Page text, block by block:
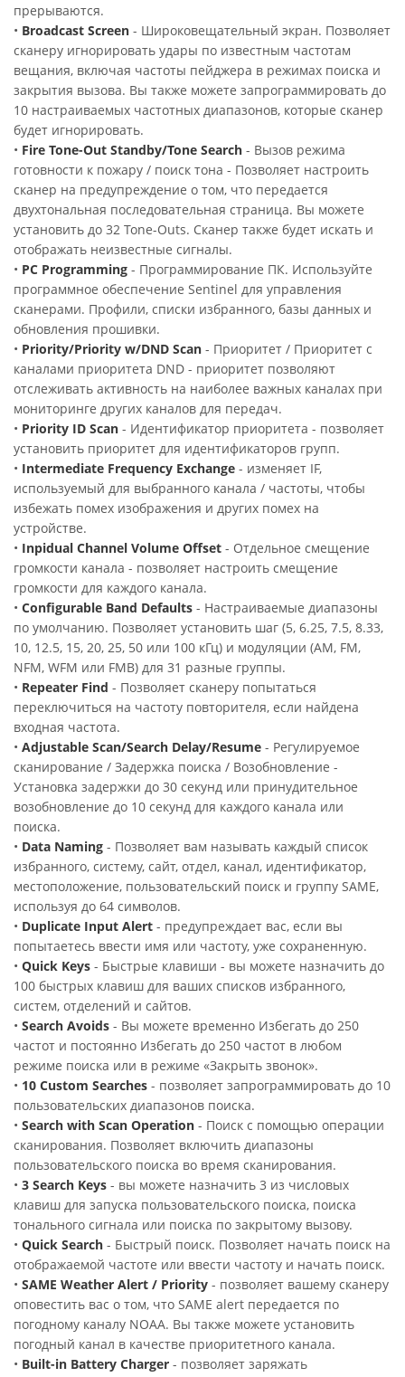
прерываются.
• Broadcast Screen - Широковещательный экран. Позволяет
сканеру игнорировать удары по известным частотам
вещания, включая частоты пейджера в режимах поиска и
закрытия вызова. Вы также можете запрограммировать до
10 настраиваемых частотных диапазонов, которые сканер
будет игнорировать.
• Fire Tone-Out Standby/Tone Search - Вызов режима
готовности к пожару / поиск тона - Позволяет настроить
сканер на предупреждение о том, что передается
двухтональная последовательная страница. Вы можете
установить до 32 Tone-Outs. Сканер также будет искать и
отображать неизвестные сигналы.
• PC Programming - Программирование ПК. Используйте
программное обеспечение Sentinel для управления
сканерами. Профили, списки избранного, базы данных и
обновления прошивки.
• Priority/Priority w/DND Scan - Приоритет / Приоритет с
каналами приоритета DND - приоритет позволяют
отслеживать активность на наиболее важных каналах при
мониторинге других каналов для передач.
• Priority ID Scan - Идентификатор приоритета - позволяет
установить приоритет для идентификаторов групп.
• Intermediate Frequency Exchange - изменяет IF,
используемый для выбранного канала / частоты, чтобы
избежать помех изображения и других помех на
устройстве.
• Inpidual Channel Volume Offset - Отдельное смещение
громкости канала - позволяет настроить смещение
громкости для каждого канала.
• Configurable Band Defaults - Настраиваемые диапазоны
по умолчанию. Позволяет установить шаг (5, 6.25, 7.5, 8.33,
10, 12.5, 15, 20, 25, 50 или 100 кГц) и модуляции (AM, FM,
NFM, WFM или FMB) для 31 разные группы.
• Repeater Find - Позволяет сканеру попытаться
переключиться на частоту повторителя, если найдена
входная частота.
• Adjustable Scan/Search Delay/Resume - Регулируемое
сканирование / Задержка поиска / Возобновление -
Установка задержки до 30 секунд или принудительное
возобновление до 10 секунд для каждого канала или
поиска.
• Data Naming - Позволяет вам называть каждый список
избранного, систему, сайт, отдел, канал, идентификатор,
местоположение, пользовательский поиск и группу SAME,
используя до 64 символов.
• Duplicate Input Alert - предупреждает вас, если вы
попытаетесь ввести имя или частоту, уже сохраненную.
• Quick Keys - Быстрые клавиши - вы можете назначить до
100 быстрых клавиш для ваших списков избранного,
систем, отделений и сайтов.
• Search Avoids - Вы можете временно Избегать до 250
частот и постоянно Избегать до 250 частот в любом
режиме поиска или в режиме «Закрыть звонок».
• 10 Custom Searches - позволяет запрограммировать до 10
пользовательских диапазонов поиска.
• Search with Scan Operation - Поиск с помощью операции
сканирования. Позволяет включить диапазоны
пользовательского поиска во время сканирования.
• 3 Search Keys - вы можете назначить 3 из числовых
клавиш для запуска пользовательского поиска, поиска
тонального сигнала или поиска по закрытому вызову.
• Quick Search - Быстрый поиск. Позволяет начать поиск на
отображаемой частоте или ввести частоту и начать поиск.
• SAME Weather Alert / Priority - позволяет вашему сканеру
оповестить вас о том, что SAME alert передается по
погодному каналу NOAA. Вы также можете установить
погодный канал в качестве приоритетного канала.
• Built-in Battery Charger - позволяет заряжать